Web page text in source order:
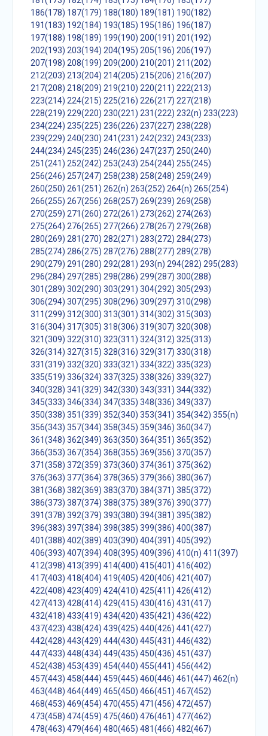
186(178) 187(179) 188(180) 189(181) 190(182)
191(183) 192(184) 193(185) 195(186) 196(187)
197(188) 198(189) 199(190) 200(191) 201(192)
202(193) 203(194) 204(195) 205(196) 206(197)
207(198) 208(199) 209(200) 210(201) 211(202)
212(203) 213(204) 214(205) 215(206) 216(207)
217(208) 218(209) 219(210) 220(211) 222(213)
223(214) 224(215) 225(216) 226(217) 227(218)
228(219) 229(220) 230(221) 231(222) 232(n) 233(223)
234(224) 235(225) 236(226) 237(227) 238(228)
239(229) 240(230) 241(231) 242(232) 243(233)
244(234) 245(235) 246(236) 247(237) 250(240)
251(241) 252(242) 253(243) 254(244) 255(245)
256(246) 257(247) 258(238) 258(248) 259(249)
260(250) 261(251) 262(n) 263(252) 264(n) 265(254)
266(255) 267(256) 268(257) 269(239) 269(258)
270(259) 271(260) 272(261) 273(262) 274(263)
275(264) 276(265) 277(266) 278(267) 279(268)
280(269) 281(270) 282(271) 283(272) 284(273)
285(274) 286(275) 287(276) 288(277) 289(278)
290(279) 291(280) 292(281) 293(n) 294(282) 295(283)
296(284) 297(285) 298(286) 299(287) 300(288)
301(289) 302(290) 303(291) 304(292) 305(293)
306(294) 307(295) 308(296) 309(297) 310(298)
311(299) 312(300) 313(301) 314(302) 315(303)
316(304) 317(305) 318(306) 319(307) 320(308)
321(309) 322(310) 323(311) 324(312) 325(313)
326(314) 327(315) 328(316) 329(317) 330(318)
331(319) 332(320) 333(321) 334(322) 335(323)
335(519) 336(324) 337(325) 338(326) 339(327)
340(328) 341(329) 342(330) 343(331) 344(332)
345(333) 346(334) 347(335) 348(336) 349(337)
350(338) 351(339) 352(340) 353(341) 354(342) 355(n)
356(343) 357(344) 358(345) 359(346) 360(347)
361(348) 362(349) 363(350) 364(351) 365(352)
366(353) 367(354) 368(355) 369(356) 370(357)
371(358) 372(359) 373(360) 374(361) 375(362)
376(363) 377(364) 378(365) 379(366) 380(367)
381(368) 382(369) 383(370) 384(371) 385(372)
386(373) 387(374) 388(375) 389(376) 390(377)
391(378) 392(379) 393(380) 394(381) 395(382)
396(383) 397(384) 398(385) 399(386) 400(387)
401(388) 402(389) 403(390) 404(391) 405(392)
406(393) 407(394) 408(395) 409(396) 410(n) 411(397)
412(398) 413(399) 414(400) 415(401) 416(402)
417(403) 418(404) 419(405) 420(406) 421(407)
422(408) 423(409) 424(410) 425(411) 426(412)
427(413) 428(414) 429(415) 430(416) 431(417)
432(418) 433(419) 434(420) 435(421) 436(422)
437(423) 438(424) 439(425) 440(426) 441(427)
442(428) 443(429) 444(430) 445(431) 446(432)
447(433) 448(434) 449(435) 450(436) 451(437)
452(438) 453(439) 454(440) 455(441) 456(442)
457(443) 458(444) 459(445) 460(446) 461(447) 462(n)
463(448) 464(449) 465(450) 466(451) 467(452)
468(453) 469(454) 470(455) 471(456) 472(457)
473(458) 474(459) 475(460) 476(461) 477(462)
478(463) 479(464) 480(465) 481(466) 482(467)